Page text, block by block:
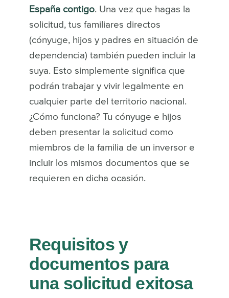
España contigo. Una vez que hagas la
solicitud, tus familiares directos
(cónyuge, hijos y padres en situación de
dependencia) también pueden incluir la
suya. Esto simplemente significa que
podrán trabajar y vivir legalmente en
cualquier parte del territorio nacional.
¿Cómo funciona? Tu cónyuge e hijos
deben presentar la solicitud como
miembros de la familia de un inversor e
incluir los mismos documentos que se
requieren en dicha ocasión.
Requisitos y
documentos para
una solicitud exitosa